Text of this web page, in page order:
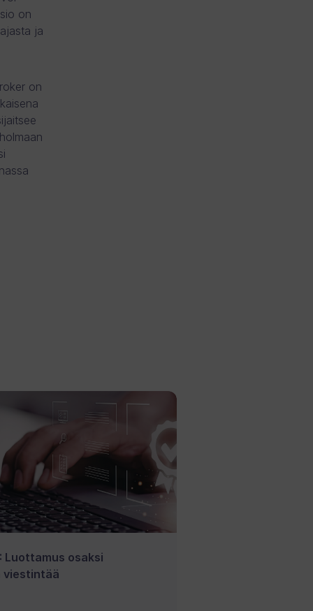
on
ja
on
Luottamus osaksi
viestintää